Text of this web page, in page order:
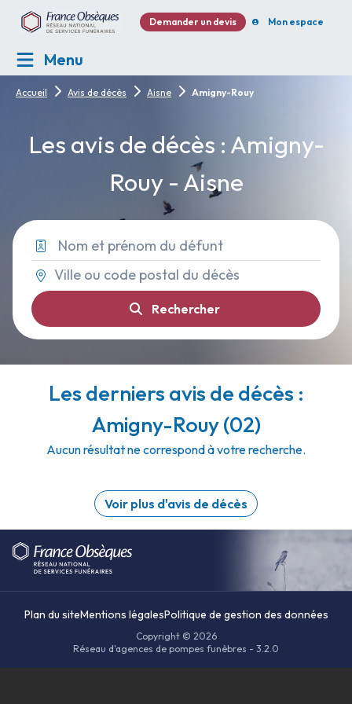
Demander un devis Mon espace
Menu
Accueil Avis de décès Aisne Amigny-Rouy
Les avis de décès : Amigny-
Rouy - Aisne
Rechercher
Les derniers avis de décès :
Amigny-Rouy (02)
Aucun résultat ne correspond à votre recherche.
Voir plus d'avis de décès
Plan du siteMentions légalesPolitique de gestion des données
Copyright © 2026
Réseau d'agences de pompes funèbres - 3.2.0